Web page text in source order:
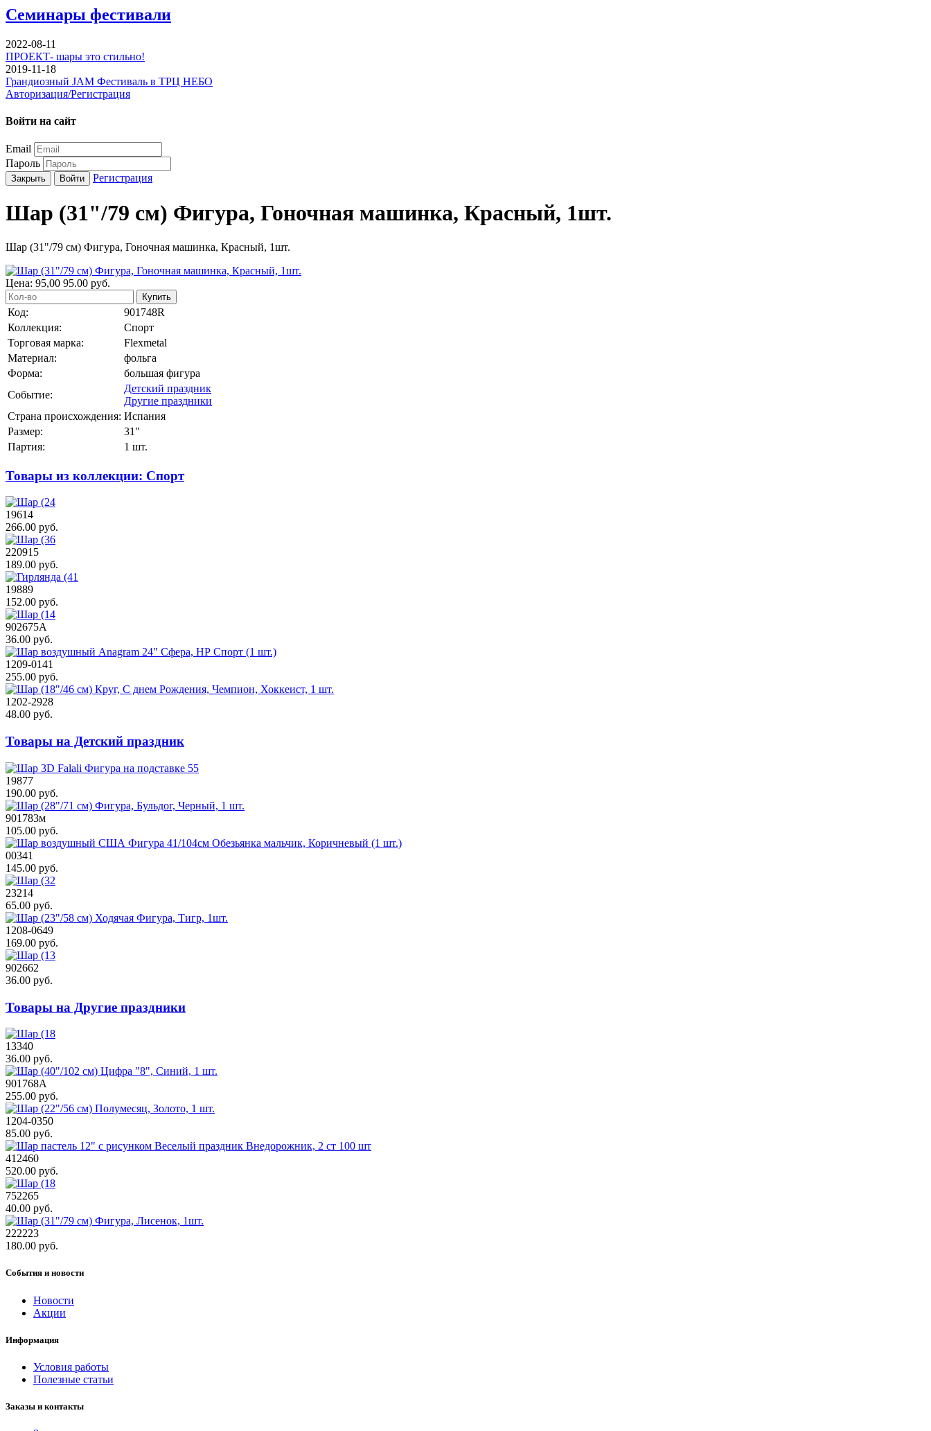
Семинары фестивали
2022-08-11
ПРОЕКТ- шары это стильно!
2019-11-18
Грандиозный JAM Фестиваль в ТРЦ НЕБО
Авторизация/Регистрация
Войти на сайт
Email
Пароль
Закрыть Войти Регистрация
Шар (31"/79 см) Фигура, Гоночная машинка, Красный, 1шт.
Шар (31"/79 см) Фигура, Гоночная машинка, Красный, 1шт.
Цена: 95,00 95.00 руб.
Купить
Код:
901748R
Коллекция:
Спорт
Торговая марка:
Flexmetal
Материал:
фольга
Форма:
большая фигура
Событие:
Детский праздник
Другие праздники
Страна происхождения: Испания
Размер:
31"
Партия:
1 шт.
Товары из коллекции: Спорт
19614
266.00 руб.
220915
189.00 руб.
19889
152.00 руб.
902675А
36.00 руб.
1209-0141
255.00 руб.
1202-2928
48.00 руб.
Товары на Детский праздник
19877
190.00 руб.
901783м
105.00 руб.
00341
145.00 руб.
23214
65.00 руб.
1208-0649
169.00 руб.
902662
36.00 руб.
Товары на Другие праздники
13340
36.00 руб.
901768А
255.00 руб.
1204-0350
85.00 руб.
412460
520.00 руб.
752265
40.00 руб.
222223
180.00 руб.
События и новости
Новости
Акции
Информация
Условия работы
Полезные статьи
Заказы и контакты